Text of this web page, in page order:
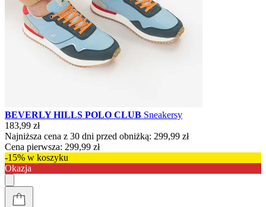
BEVERLY HILLS POLO CLUB Sneakersy
183,99 zł
Najniższa cena z 30 dni przed obniżką: 299,99 zł
Cena pierwsza: 299,99 zł
-15% w koszyku
Okazja